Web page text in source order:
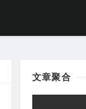
文章聚合